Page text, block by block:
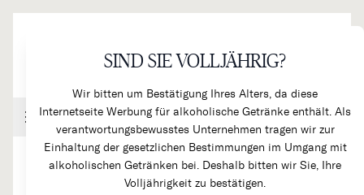
SIND SIE VOLLJÄHRIG?
Wir bitten um Bestätigung Ihres Alters, da diese
Internetseite Werbung für alkoholische Getränke enthält. Als
verantwortungsbewusstes Unternehmen tragen wir zur
Einhaltung der gesetzlichen Bestimmungen im Umgang mit
alkoholischen Getränken bei. Deshalb bitten wir Sie, Ihre
Volljährigkeit zu bestätigen.
Handel & Gastronomie Kundenkonto Warenkorb